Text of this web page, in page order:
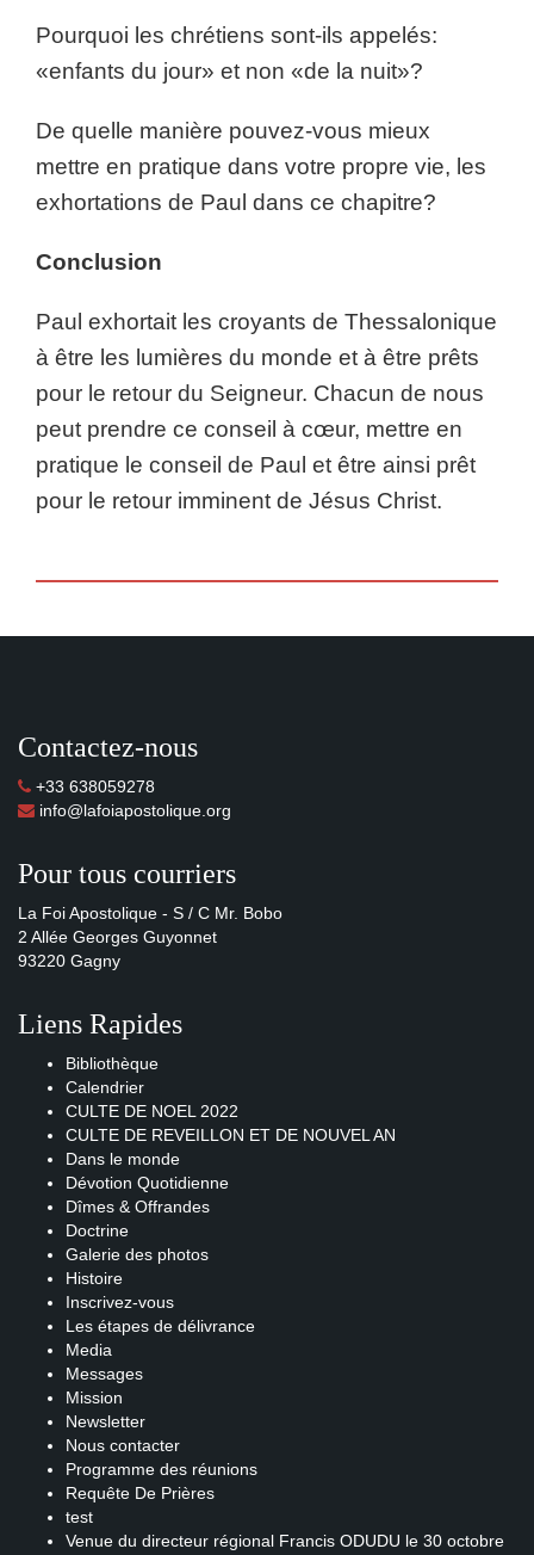
Pourquoi les chrétiens sont-ils appelés:
«enfants du jour» et non «de la nuit»?
De quelle manière pouvez-vous mieux
mettre en pratique dans votre propre vie, les
exhortations de Paul dans ce chapitre?
Conclusion
Paul exhortait les croyants de Thessalonique
à être les lumières du monde et à être prêts
pour le retour du Seigneur. Chacun de nous
peut prendre ce conseil à cœur, mettre en
pratique le conseil de Paul et être ainsi prêt
pour le retour imminent de Jésus Christ.
Contactez-nous
+33 638059278
info@lafoiapostolique.org
Pour tous courriers
La Foi Apostolique - S / C Mr. Bobo
2 Allée Georges Guyonnet
93220 Gagny
Liens Rapides
Bibliothèque
Calendrier
CULTE DE NOEL 2022
CULTE DE REVEILLON ET DE NOUVEL AN
Dans le monde
Dévotion Quotidienne
Dîmes & Offrandes
Doctrine
Galerie des photos
Histoire
Inscrivez-vous
Les étapes de délivrance
Media
Messages
Mission
Newsletter
Nous contacter
Programme des réunions
Requête De Prières
test
Venue du directeur régional Francis ODUDU le 30 octobre